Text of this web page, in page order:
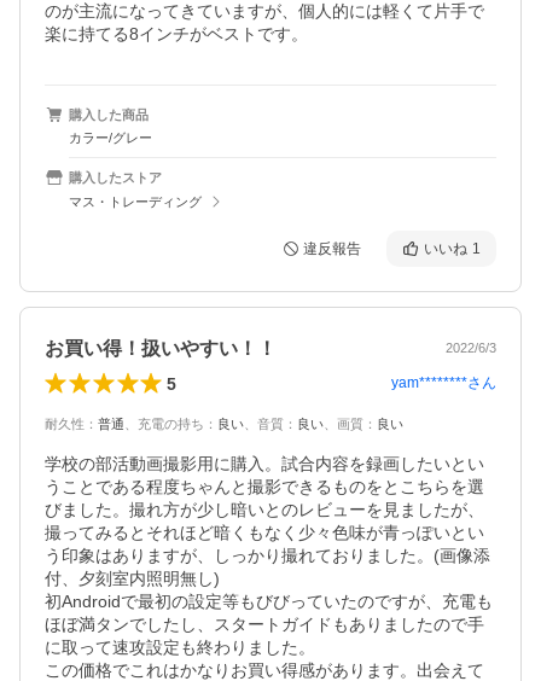
のが主流になってきていますが、個人的には軽くて片手で
楽に持てる8インチがベストです。
購入した商品
カラー/グレー
購入したストア
マス・トレーディング
違反報告 いいね 1
お買い得！扱いやすい！！ 2022/6/3
5 yam********さん
耐久性 ： 普通 充電の持ち ： 良い 音質 ： 良い 画質 ： 良い
学校の部活動画撮影用に購入。試合内容を録画したいとい
うことである程度ちゃんと撮影できるものをとこちらを選
びました。撮れ方が少し暗いとのレビューを見ましたが、
撮ってみるとそれほど暗くもなく少々色味が青っぽいとい
う印象はありますが、しっかり撮れておりました。(画像添
付、夕刻室内照明無し)
初Androidで最初の設定等もびびっていたのですが、充電も
ほぼ満タンでしたし、スタートガイドもありましたので手
に取って速攻設定も終わりました。
この価格でこれはかなりお買い得感があります。出会えて